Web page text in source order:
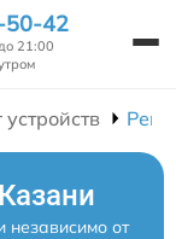
50-42
21:00
устройств
от